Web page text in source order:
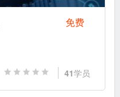
免费
41学员